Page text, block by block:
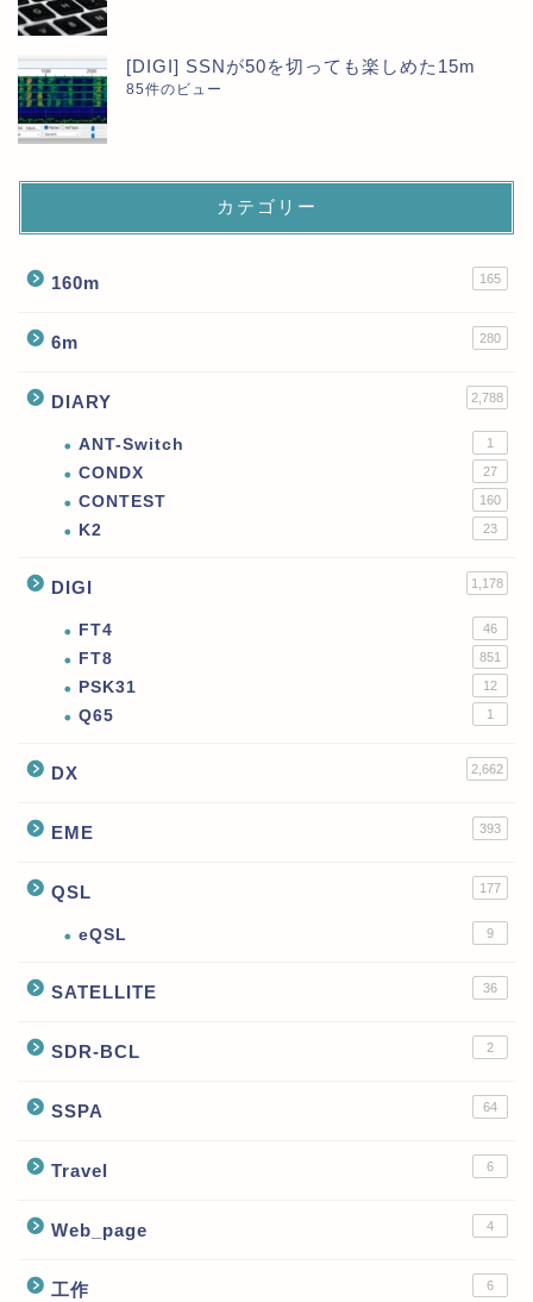
[DIGI] SSNが50を切っても楽しめた15m
85件のビュー
カテゴリー
160m 165
6m 280
DIARY 2,788
ANT-Switch 1
CONDX 27
CONTEST 160
K2 23
DIGI 1,178
FT4 46
FT8 851
PSK31 12
Q65 1
DX 2,662
EME 393
QSL 177
eQSL 9
SATELLITE 36
SDR-BCL 2
SSPA 64
Travel 6
Web_page 4
工作 6